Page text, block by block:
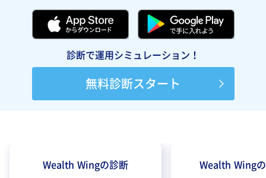
診断で運用シミュレーション！
無料診断スタート
Wealth Wingの診断 Wealth Wing